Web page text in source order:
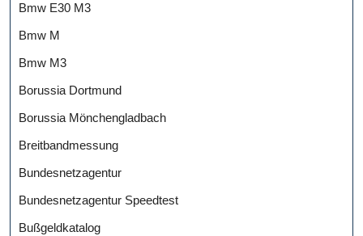
Bmw E30 M3
Bmw M
Bmw M3
Borussia Dortmund
Borussia Mönchengladbach
Breitbandmessung
Bundesnetzagentur
Bundesnetzagentur Speedtest
Bußgeldkatalog